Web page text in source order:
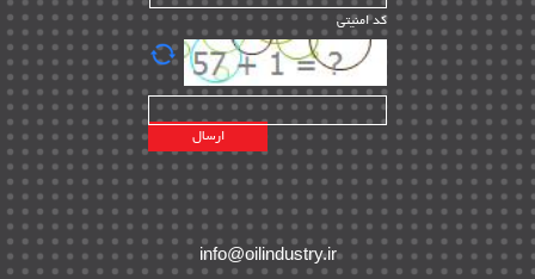
EPC | ۲۰
پیمانکاران بین المللی | ۸
اطلاعات انرژی کشورها | ۱۴
پروژه های خارجی | ۱۵
نقشه های نفت و گاز خارجی | ۱۰
شرکت های نفتی | ۱۴
پلانت های فعال | ۴۰
کد امنیتی
info@oilindustry.ir